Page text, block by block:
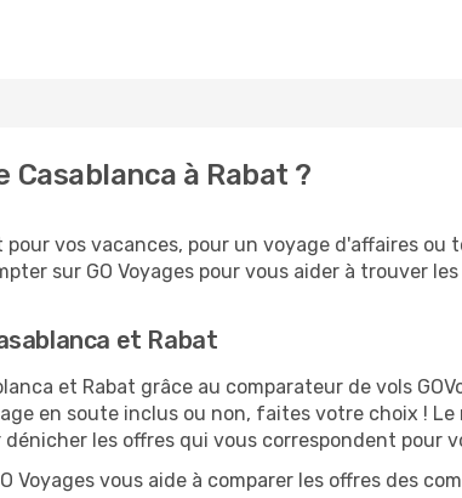
Casablanca à Rabat ?
pour vos vacances, pour un voyage d'affaires
sur GO Voyages pour vous aider à trouver
et Rabat
et Rabat grâce au comparateur de vols
en soute inclus ou non, faites votre choix !
les offres qui vous correspondent pour
Voyages vous aide à comparer les offres des